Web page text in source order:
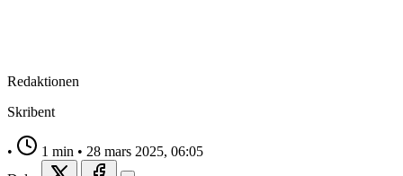
Redaktionen
Skribent
• 1 min • 28 mars 2025, 06:05